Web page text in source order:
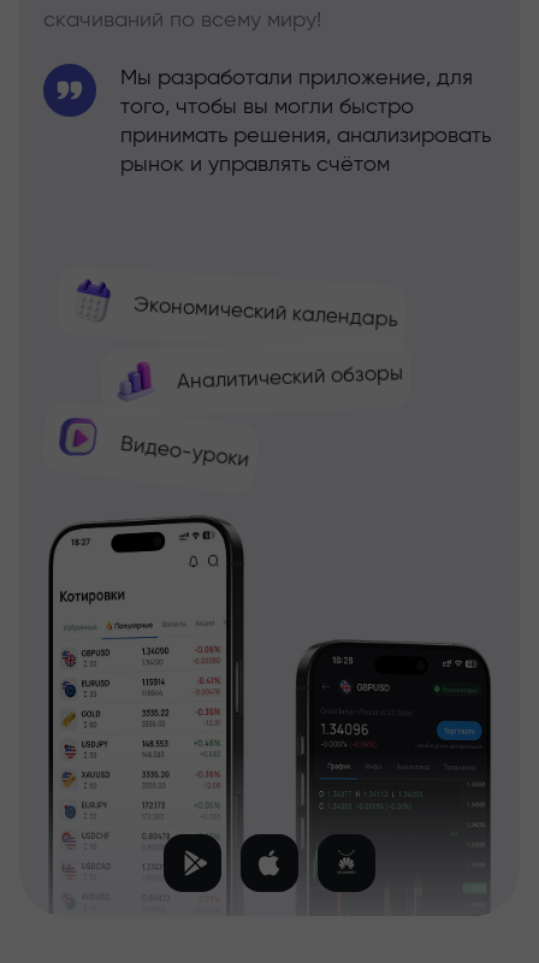
скачиваний по всему миру!
Экономический календарь
Аналитический обзоры
Видео-уроки
Мы разработали приложение, для
того, чтобы вы могли быстро
принимать решения, анализировать
рынок и управлять счётом